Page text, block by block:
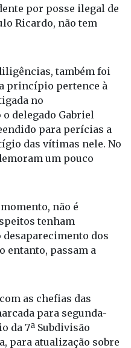
também foi
princípio pertence à
no
para perícias a
das vítimas nele. No
um pouco
não é
tenham
dos
as chefias das
para segunda-
da 7ª Subdivisão